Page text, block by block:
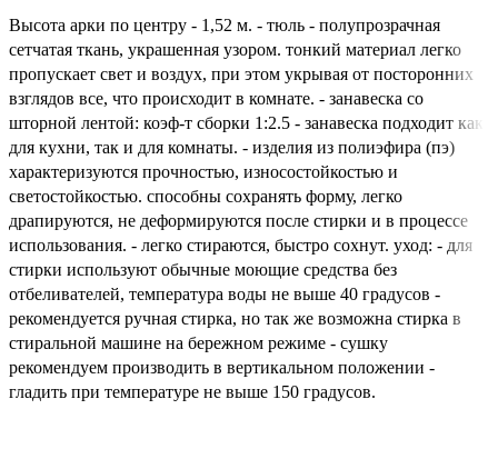
Высота арки по центру - 1,52 м. - тюль - полупрозрачная
сетчатая ткань, украшенная узором. тонкий материал легко
пропускает свет и воздух, при этом укрывая от посторонних
взглядов все, что происходит в комнате. - занавеска со
шторной лентой: коэф-т сборки 1:2.5 - занавеска подходит как
для кухни, так и для комнаты. - изделия из полиэфира (пэ)
характеризуются прочностью, износостойкостью и
светостойкостью. способны сохранять форму, легко
драпируются, не деформируются после стирки и в процессе
использования. - легко стираются, быстро сохнут. уход: - для
стирки используют обычные моющие средства без
отбеливателей, температура воды не выше 40 градусов -
рекомендуется ручная стирка, но так же возможна стирка в
стиральной машине на бережном режиме - сушку
рекомендуем производить в вертикальном положении -
гладить при температуре не выше 150 градусов.